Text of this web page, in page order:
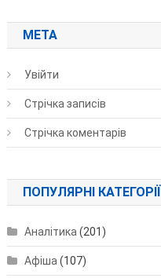
МЕТА
Увійти
Стрічка записів
Стрічка коментарів
ПОПУЛЯРНІ КАТЕГОРІЇ
Аналітика (201)
Афіша (107)